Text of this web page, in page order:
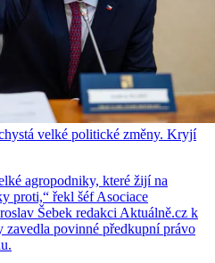
velké politické změny. Kryjí
agropodniky, které žijí na
proti,“ řekl šéf Asociace
Šebek redakci Aktuálně.cz k
zavedla povinné předkupní právo